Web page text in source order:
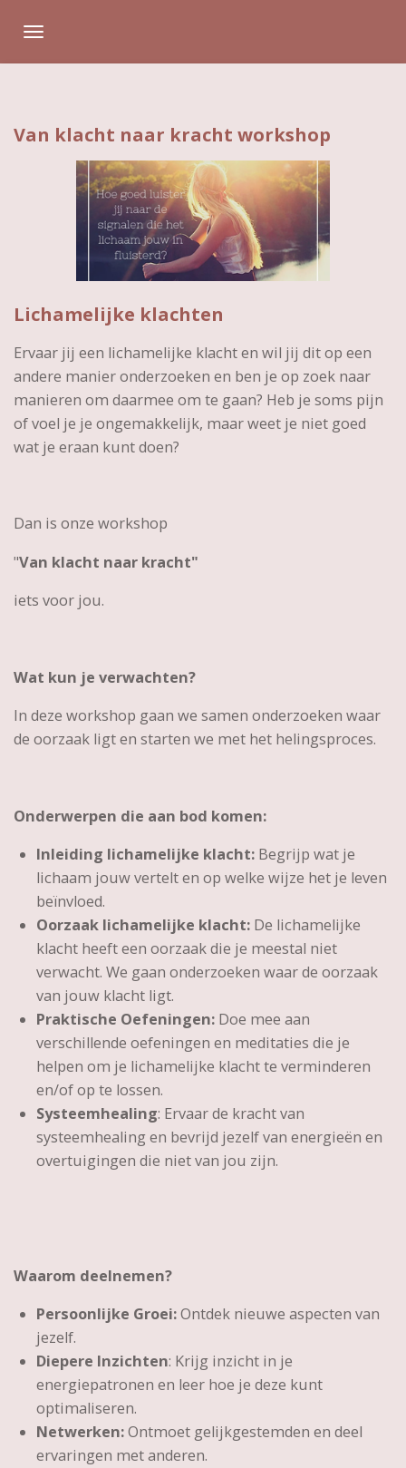
direct
naar
Van klacht naar kracht workshop
Lichamelijke klachten
Ervaar jij een lichamelijke klacht en wil jij dit op een
andere manier onderzoeken en ben je op zoek naar
manieren om daarmee om te gaan? Heb je soms pijn
of voel je je ongemakkelijk, maar weet je niet goed
wat je eraan kunt doen?
Dan is onze workshop
"Van klacht naar kracht"
iets voor jou.
Wat kun je verwachten?
In deze workshop gaan we samen onderzoeken waar
de oorzaak ligt en starten we met het helingsproces.
Onderwerpen die aan bod komen:
Inleiding lichamelijke klacht:Begrijp wat je
lichaam jouw vertelt en op welke wijze het je leven
beïnvloed.
Oorzaak lichamelijke klacht:De lichamelijke
klacht heeft een oorzaak die je meestal niet
verwacht. We gaan onderzoeken waar de oorzaak
van jouw klacht ligt.
Praktische Oefeningen:Doe mee aan
verschillende oefeningen en meditaties die je
helpen om je lichamelijke klacht te verminderen
en/of op te lossen.
Systeemhealing: Ervaar de kracht van
systeemhealing en bevrijd jezelf van energieën en
overtuigingen die niet van jou zijn.
Waarom deelnemen?
Persoonlijke Groei:Ontdek nieuwe aspecten van
jezelf.
Diepere Inzichten: Krijg inzicht in je
energiepatronen en leer hoe je deze kunt
optimaliseren.
Netwerken:Ontmoet gelijkgestemden en deel
ervaringen met anderen.